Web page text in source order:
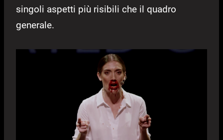
singoli aspetti più risibili che il quadro
generale.